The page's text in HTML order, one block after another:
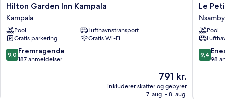
Hilton
Garden
Inn
Kampala
Kampala
Hilton Garden Inn Kampala
Kampala
Pool
Lufthavnstransport
Gratis parkering
Gratis Wi-Fi
9.0
ud
9,0 Fremragende
187 anmeldelser
Prisen
er
791 kr.
791 kr.
inkluderer skatter og gebyrer
7. aug. - 8. aug.
Le
Petit
Village
Hotel
&
Spa
Le
Pool
9.4
ud
9,4
98